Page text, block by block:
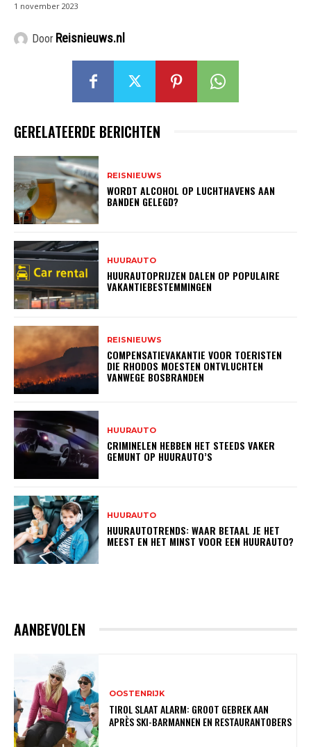
1 november 2023
Door Reisnieuws.nl
GERELATEERDE BERICHTEN
REISNIEUWS
WORDT ALCOHOL OP LUCHTHAVENS AAN
BANDEN GELEGD?
HUURAUTO
HUURAUTOPRIJZEN DALEN OP POPULAIRE
VAKANTIEBESTEMMINGEN
REISNIEUWS
COMPENSATIEVAKANTIE VOOR TOERISTEN
DIE RHODOS MOESTEN ONTVLUCHTEN
VANWEGE BOSBRANDEN
HUURAUTO
CRIMINELEN HEBBEN HET STEEDS VAKER
GEMUNT OP HUURAUTO’S
HUURAUTO
HUURAUTOTRENDS: WAAR BETAAL JE HET
MEEST EN HET MINST VOOR EEN HUURAUTO?
AANBEVOLEN
OOSTENRIJK
TIROL SLAAT ALARM: GROOT GEBREK AAN
APRÈS SKI-BARMANNEN EN RESTAURANTOBERS